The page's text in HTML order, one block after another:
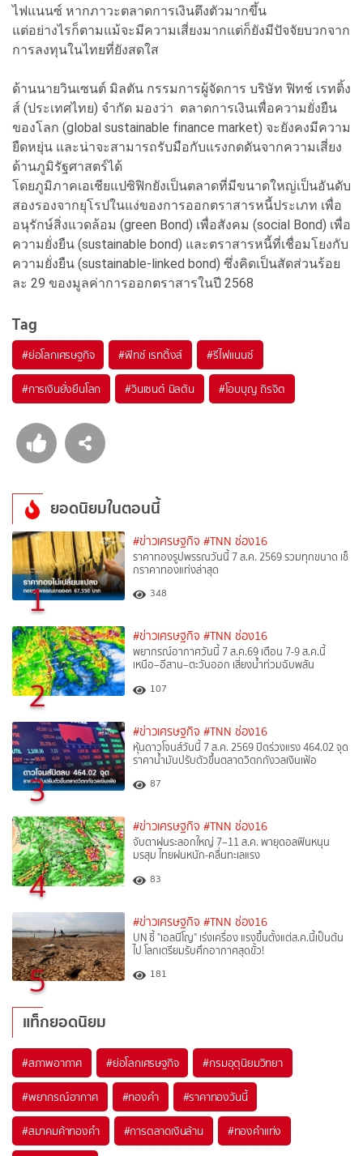
ไฟแนนซ์ หากภาวะตลาดการเงินตึงตัวมากขึ้น
แต่อย่างไรก็ตามแม้จะมีความเสี่ยงมากแต่ก็ยังมีปัจจัยบวกจาก
การลงทุนในไทยที่ยังสดใส
ด้านนายวินเซนต์ มิลตัน กรรมการผู้จัดการ บริษัท ฟิทช์ เรทติ้ง
ส์ (ประเทศไทย) จำกัด มองว่า ตลาดการเงินเพื่อความยั่งยืน
ของโลก (global sustainable finance market) จะยังคงมีความ
ยืดหยุ่น และน่าจะสามารถรับมือกับแรงกดดันจากความเสี่ยง
ด้านภูมิรัฐศาสตร์ได้
โดยภูมิภาคเอเชียแปซิฟิกยังเป็นตลาดที่มีขนาดใหญ่เป็นอันดับ
สองรองจากยุโรปในแง่ของการออกตราสารหนี้ประเภท เพื่อ
อนุรักษ์สิ่งแวดล้อม (green Bond) เพื่อสังคม (social Bond) เพื่อ
ความยั่งยืน (sustainable bond) และตราสารหนี้ที่เชื่อมโยงกับ
ความยั่งยืน (sustainable-linked bond) ซึ่งคิดเป็นสัดส่วนร้อย
ละ 29 ของมูลค่าการออกตราสารในปี 2568
Tag
#ย่อโลกเศรษฐกิจ #ฟิทช์ เรทติ้งส์ #รีไฟแนนซ์
#การเงินยั่งยืนโลก #วินเซนต์ มิลตัน #โอบบุญ ถิรจิต
ยอดนิยมในตอนนี้
1
#ข่าวเศรษฐกิจ #TNN ช่อง16
ราคาทองรูปพรรณวันนี้ 7 ส.ค. 2569 รวมทุกขนาด เช็
กราคาทองแท่งล่าสุด
348
2
#ข่าวเศรษฐกิจ #TNN ช่อง16
พยากรณ์อากาศวันนี้ 7 ส.ค.69 เตือน 7-9 ส.ค.นี้
เหนือ–อีสาน–ตะวันออก เสี่ยงน้ำท่วมฉับพลัน
107
3
#ข่าวเศรษฐกิจ #TNN ช่อง16
หุ้นดาวโจนส์วันนี้ 7 ส.ค. 2569 ปิดร่วงแรง 464.02 จุด
ราคาน้ำมันปรับตัวขึ้นตลาดวิตกกังวลเงินเฟ้อ
87
4
#ข่าวเศรษฐกิจ #TNN ช่อง16
จับตาฝนระลอกใหญ่ 7–11 ส.ค. พายุดอลฟินหนุน
มรสุม ไทยฝนหนัก-คลื่นทะเลแรง
83
5
#ข่าวเศรษฐกิจ #TNN ช่อง16
UN ชี้ "เอลนีโญ" เร่งเครื่อง แรงขึ้นตั้งแต่ส.ค.นี้เป็นต้น
ไป โลกเตรียมรับศึกอากาศสุดขั้ว!
181
แท็กยอดนิยม
#สภาพอากาศ #ย่อโลกเศรษฐกิจ #กรมอุตุนิยมวิทยา
#พยากรณ์อากาศ #ทองคำ #ราคาทองวันนี้
#สมาคมค้าทองคำ #การตลาดเงินล้าน #ทองคำแท่ง